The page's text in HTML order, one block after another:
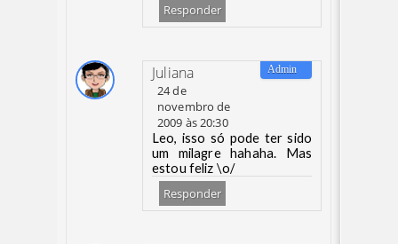
Responder
Juliana
24 de
novembro de
2009 às 20:30
Leo, isso só pode ter sido
um milagre hahaha. Mas
estou feliz \o/
Responder